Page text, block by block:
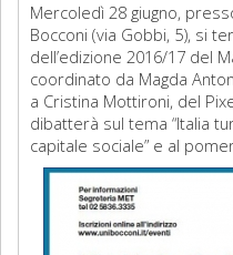
Mercoledì 28 giugno,
Bocconi (via Gobbi, 5), si
dell’edizione 2016/17 del
coordinato da Magda
a Cristina Mottironi, del
dibatterà sul tema “Italia
capitale sociale” e al